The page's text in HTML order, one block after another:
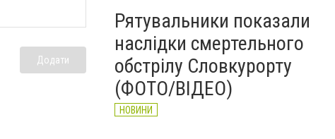
Додати
Рятувальники показали
наслідки смертельного
обстрілу Словкурорту
(ФОТО/ВІДЕО)
НОВИНИ